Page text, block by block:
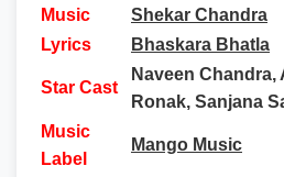
Music
Shekar Chandra
Lyrics
Bhaskara Bhatla
Star Cast
Naveen Chandra,
Ronak, Sanjana
Music
Label
Mango Music